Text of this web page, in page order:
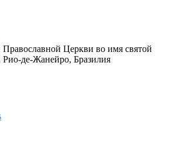
Православной Церкви во имя святой
де-Жанейро, Бразилия